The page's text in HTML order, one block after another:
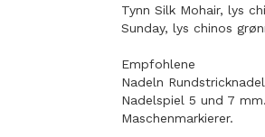
Tynn Silk Mohair, lys
Sunday, lys chinos
Empfohlene
Nadeln
Nadelspiel 5 und 7 mm.
Maschenmarkierer.